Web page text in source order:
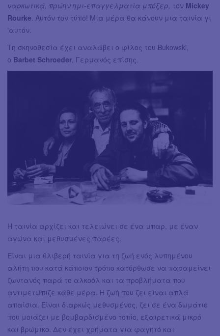
ναρκωτικά, πρώην ημι-επαγγελματία μπόξερ, τον Mickey
Rourke. Αυτόν τον τύπο! Μια μέρα θα κάνουν μια ταινία γι
'αυτόν.
Τη σκηνοθεσία έχει αναλάβει ο φίλος του Bukowski,
ο Barbet Schroeder, Γερμανός επίσης.
Η ταινία αρχίζει και τελειώνει σε ένα μπαρ, με έναν
αγώνα και μεθυσμένες παρέες.
Είναι μια θλιβερή ταινία για τη ζωή ενός λυπημένου
αλήτη που κατά κάποιον τρόπο κατόρθωσε να παραμείνει
ζωντανός παρά το αλκοόλ και τα προβλήματα που
αντιμετώπιζε κάθε μέρα. Η ζωή που ζει είναι απλά
απαίσια. Είναι διαρκώς μεθυσμένος, ζει σε ένα δωμάτιο
που μοιάζει με βομβαρδισμένο τοπίο, εξαιρετικά μικρό
και βρώμικο. Δεν έχει χρήματα για φαγητό και